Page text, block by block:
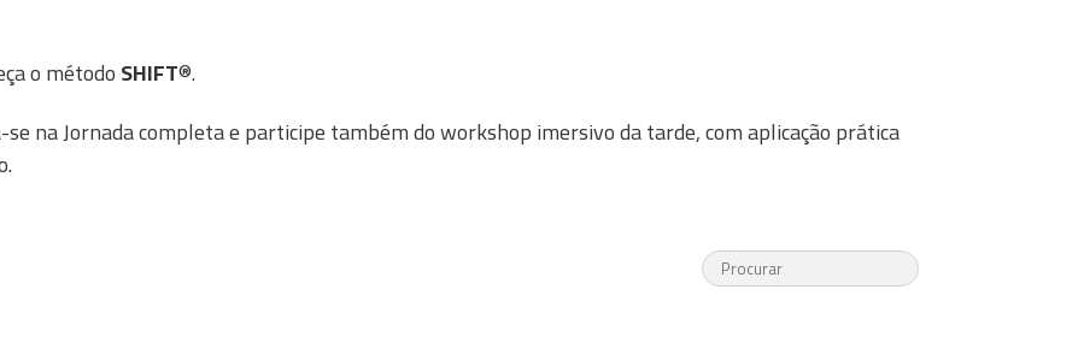
o método SHIFT®.
na Jornada completa e participe também do workshop imersivo da tarde, com aplicação prática